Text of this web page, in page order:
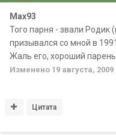
Max93
Того парня - звали Родик
призывался со мной в
Жаль его, хороший
Изменено 19 августа, 2009
Цитата